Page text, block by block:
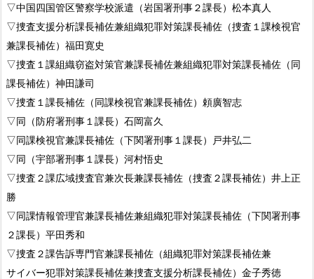
▽中国四国管区警察学校派遣（岩国署刑事２課長）松本真人
▽捜査支援分析課長補佐兼組織犯罪対策課長補佐（捜査１課検視官
兼課長補佐）福田寛史
▽捜査１課組織窃盗対策官兼課長補佐兼組織犯罪対策課長補佐（同
課長補佐）神田謙司
▽捜査１課長補佐（同課検視官兼課長補佐）頼廣智志
▽同（防府署刑事１課長）石岡富久
▽同課検視官兼課長補佐（下関署刑事１課長）戸井弘二
▽同（宇部署刑事１課長）河村悟史
▽捜査２課広域捜査官兼次長兼課長補佐（捜査２課長補佐）井上正
勝
▽同課情報管理官兼課長補佐兼組織犯罪対策課長補佐（下関署刑事
２課長）平田秀和
▽捜査２課告訴専門官兼課長補佐（組織犯罪対策課長補佐兼
サイバー犯罪対策課長補佐兼捜査支援分析課長補佐）金子秀徳